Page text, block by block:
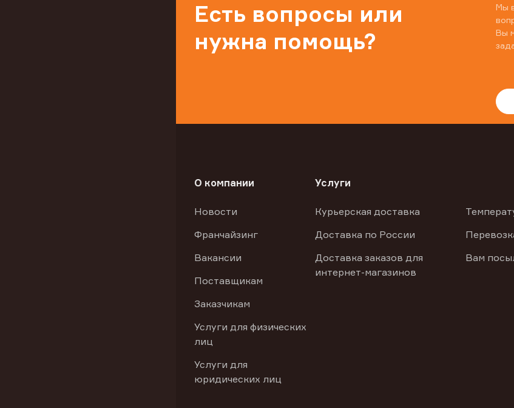
Есть вопросы или
нужна помощь?
Мы
Вы
О компании
Новости
Франчайзинг
Вакансии
Поставщикам
Заказчикам
Услуги для физических
лиц
Услуги для
юридических лиц
Услуги
Курьерская доставка
Доставка по России
Доставка заказов для
интернет-магазинов
Вам